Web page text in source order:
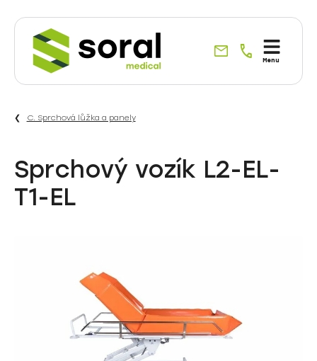
Specialisté
zdravotnictví
roku
1990
Menu
C. Sprchová lůžka a panely
Sprchový vozík L2-EL-
T1-EL